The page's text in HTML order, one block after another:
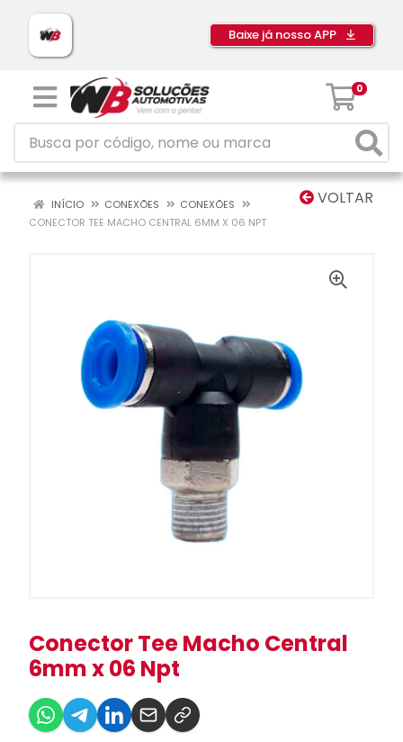
Baixe já nosso APP
0
VOLTAR
INÍCIO CONEXÕES
CONEXÕES
CONECTOR TEE MACHO CENTRAL 6MM X 06 NPT
Conector Tee Macho Central
6mm x 06 Npt